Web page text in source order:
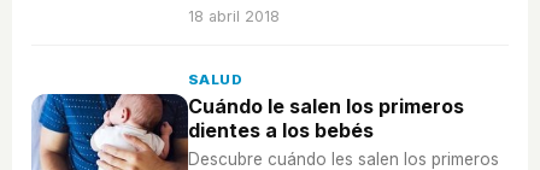
pierdas estos trucos.
18 abril 2018
SALUD
Cuándo le salen los primeros
dientes a los bebés
Descubre cuándo les salen los primeros